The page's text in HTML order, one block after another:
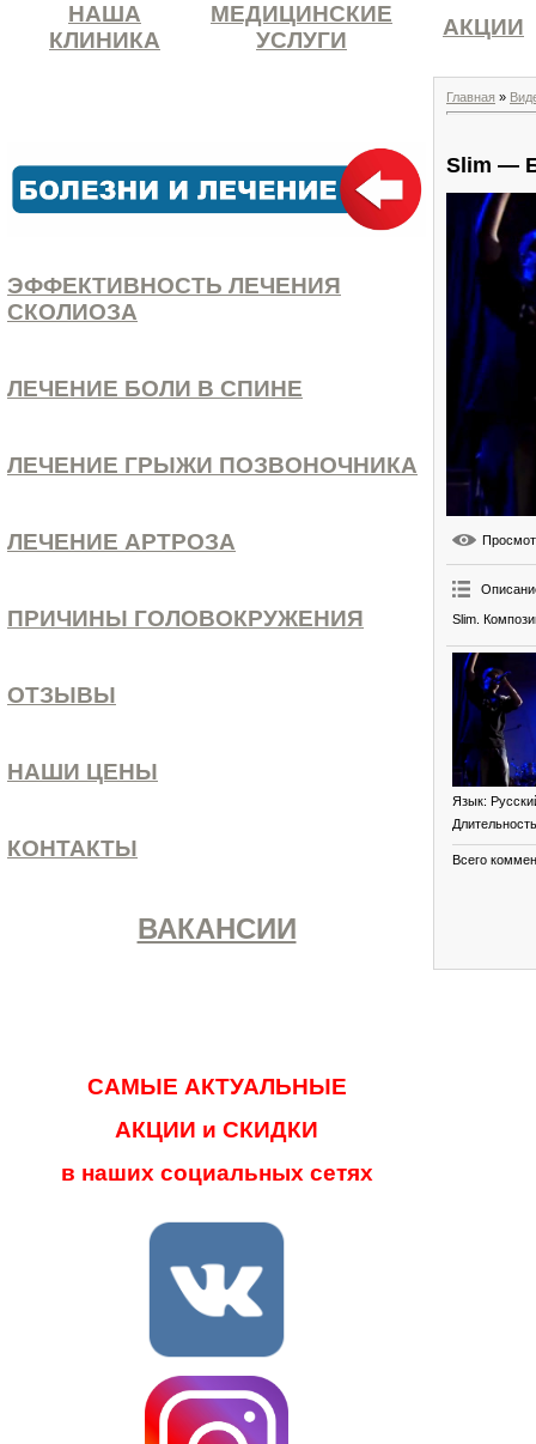
НАША
КЛИНИКА
МЕДИЦИНСКИЕ
УСЛУГИ
АКЦИИ
ЭФФЕКТИВНОСТЬ ЛЕЧЕНИЯ
СКОЛИОЗА
ЛЕЧЕНИЕ БОЛИ В СПИНЕ
ЛЕЧЕНИЕ ГРЫЖИ ПОЗВОНОЧНИКА
ЛЕЧЕНИЕ АРТРОЗА
ПРИЧИНЫ ГОЛОВОКРУЖЕНИЯ
ОТЗЫВЫ
НАШИ ЦЕНЫ
КОНТАКТЫ
ВАКАНСИИ
САМЫЕ АКТУАЛЬНЫЕ
АКЦИИ и СКИДКИ
в наших социальных сетях
Главная »
Slim —
Slim.
Язык:
Всего